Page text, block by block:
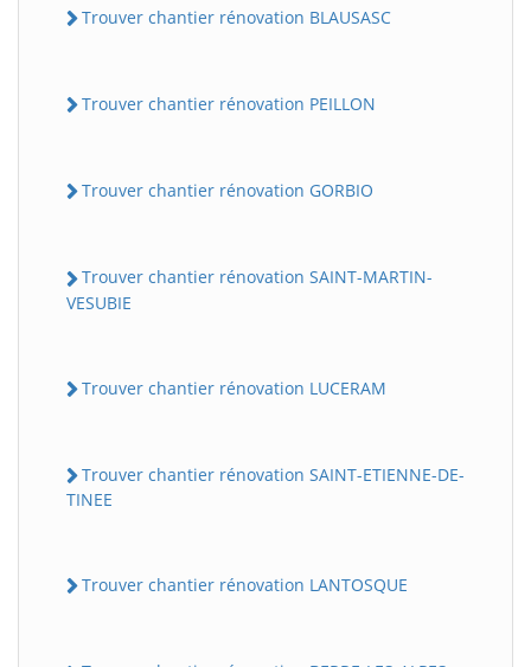
Trouver chantier rénovation BLAUSASC
Trouver chantier rénovation PEILLON
Trouver chantier rénovation GORBIO
Trouver chantier rénovation SAINT-MARTIN-
VESUBIE
Trouver chantier rénovation LUCERAM
Trouver chantier rénovation SAINT-ETIENNE-DE-
TINEE
Trouver chantier rénovation LANTOSQUE